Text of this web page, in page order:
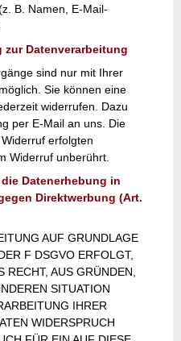
B. Namen, E-Mail-
Datenverarbeitung
sind nur mit Ihrer
Sie können eine
widerrufen. Dazu
per E-Mail an uns. Die
erfolgten
Widerruf unberührt.
Datenerhebung in
Direktwerbung (Art.
AUF GRUNDLAGE
F DSGVO ERFOLGT,
RECHT, AUS GRÜNDEN,
SITUATION
IHRER
WIDERSPRUCH